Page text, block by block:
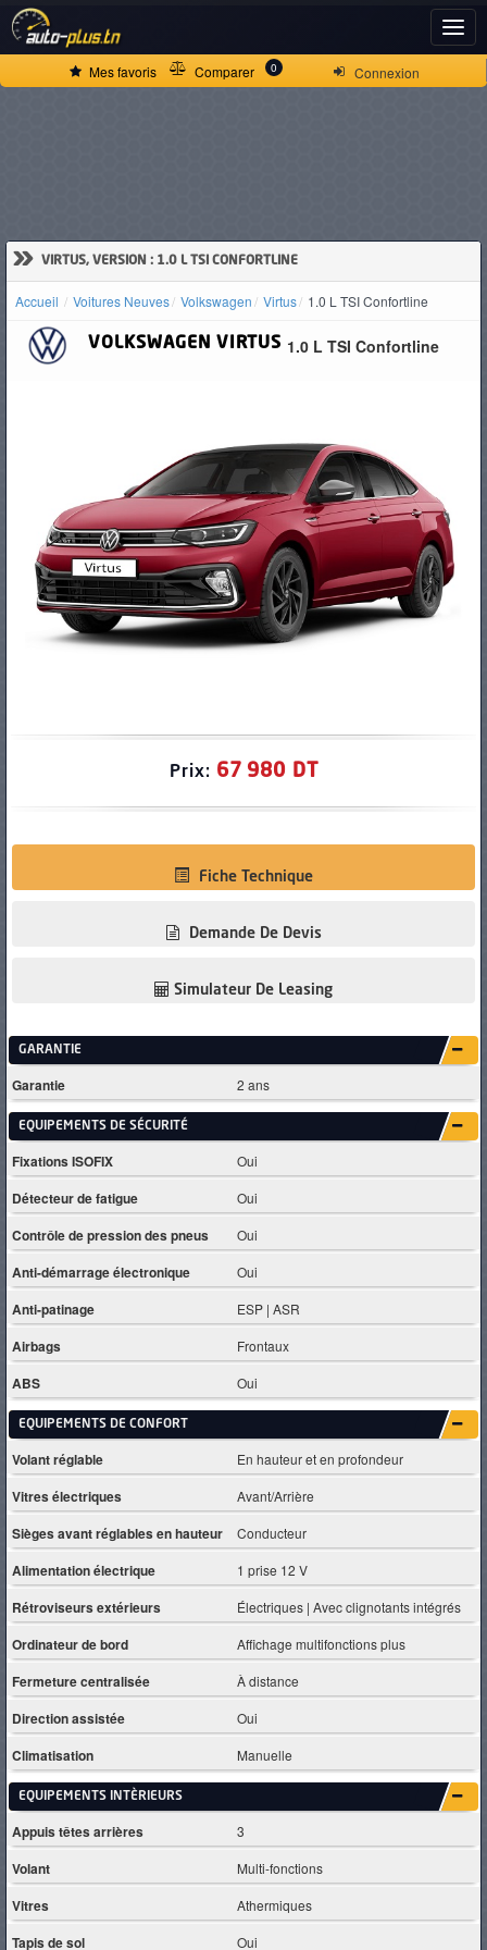
Connexion
Mes favoris Comparer 0
» VIRTUS, VERSION : 1.0 L TSI CONFORTLINE
Accueil Voitures Neuves Volkswagen Virtus 1.0 L TSI Confortline
VOLKSWAGEN VIRTUS 1.0 L TSI Confortline
Prix: 67 980 DT
Fiche Technique
Demande De Devis
Simulateur De Leasing
GARANTIE
Garantie 2 ans
EQUIPEMENTS DE SÉCURITÉ
Fixations ISOFIX Oui
Détecteur de fatigue Oui
Contrôle de pression des pneus Oui
Anti-démarrage électronique Oui
Anti-patinage ESP | ASR
Airbags Frontaux
ABS Oui
EQUIPEMENTS DE CONFORT
Volant réglable En hauteur et en profondeur
Vitres électriques Avant/Arrière
Sièges avant réglables en hauteur Conducteur
Alimentation électrique 1 prise 12 V
Rétroviseurs extérieurs Électriques | Avec clignotants intégrés
Ordinateur de bord Affichage multifonctions plus
Fermeture centralisée À distance
Direction assistée Oui
Climatisation Manuelle
EQUIPEMENTS INTÈRIEURS
Appuis têtes arrières 3
Volant Multi-fonctions
Vitres Athermiques
Tapis de sol Oui
ACCUEIL
D'OCCASION
PNEUS